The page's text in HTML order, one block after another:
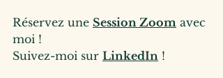
Réservez une Session Zoom avec
moi !
Suivez-moi sur LinkedIn !